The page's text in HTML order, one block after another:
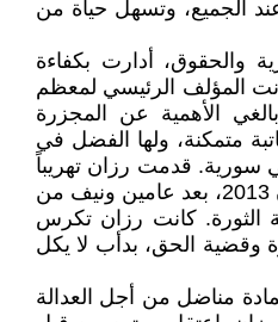
عند الجميع، وتسهل حياة من
والحقوق، أدارت بكفاءة
المؤلف الرئيسي لمعظم
الأهمية عن المجزرة
2013. وهي كاتبة متمكنة، ولها الفضل في
سورية. قدمت رزان تهريباً
لاجئة إلى دوما يوم 25 نيسان 2013، بعد عامين ونيف من
الثورة. كانت رزان تكرس
وقضية الحق، بدأب لا يكل
مناضل من أجل العدالة